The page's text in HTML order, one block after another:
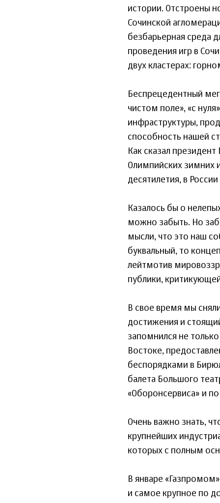
истории. Отстроены
Сочинской
безбарьерная среда
проведения игр в
двух кластерах:
Беспрецедентный
чистом поле», «с
инфраструктуры,
способность нашей
Как сказал
Олимпийских зимних
десятилетия, в
Казалось бы о
можно забыть. Но
мысли, что это наш
буквальный, то
лейтмотив
публики,
В свое время мы
достижения и
запомнился не
Востоке,
беспорядками в
балета Большого
«Оборонсервиса» и
Очень важно знать,
крупнейших
которых с полным
В январе
и самое крупное по